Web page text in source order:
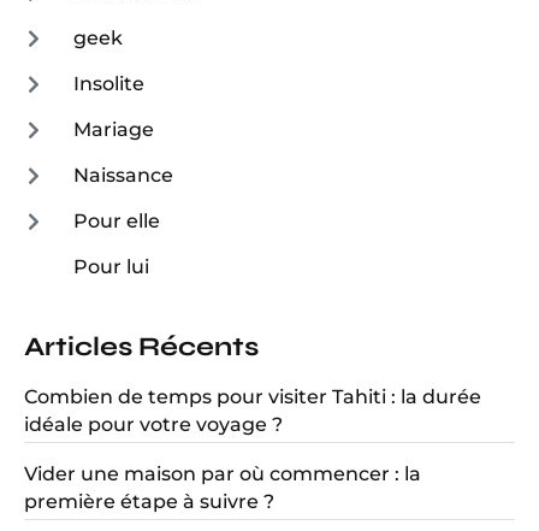
geek
Insolite
Mariage
Naissance
Pour elle
Pour lui
Articles Récents
Combien de temps pour visiter Tahiti : la durée
idéale pour votre voyage ?
Vider une maison par où commencer : la
première étape à suivre ?